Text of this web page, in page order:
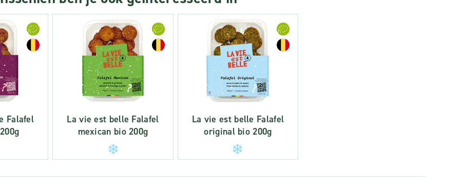
Falafel
La vie est belle Falafel
mexican bio 200g
La vie est belle Falafel
original bio 200g